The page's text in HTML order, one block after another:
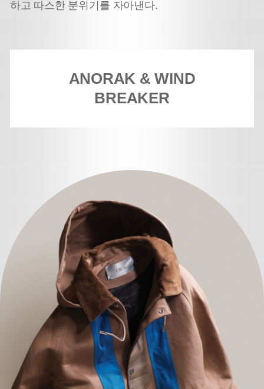
하고 따스한 분위기를 자아낸다.
ANORAK & WIND
BREAKER